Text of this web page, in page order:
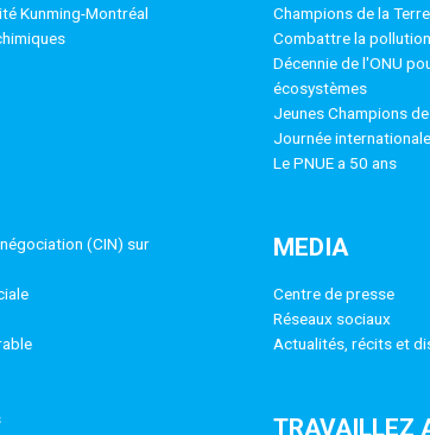
Kunming-Montréal
(CIN) sur
Champions de la Terre
Combattre la pollution
Décennie de l'ONU
écosystèmes
Jeunes Champions
Journée
Le PNUE a 50 ans
MEDIA
Centre de presse
Réseaux sociaux
Actualités, récits et
TRAVAILLEZ